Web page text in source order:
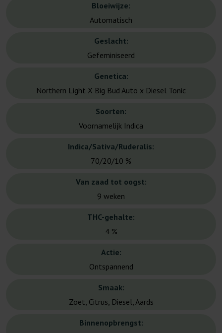
Bloeiwijze:
Automatisch
Geslacht:
Gefeminiseerd
Genetica:
Northern Light X Big Bud Auto x Diesel Tonic
Soorten:
Voornamelijk Indica
Indica/Sativa/Ruderalis:
70/20/10 %
Van zaad tot oogst:
9 weken
THC-gehalte:
4 %
Actie:
Ontspannend
Smaak:
Zoet, Citrus, Diesel, Aards
Binnenopbrengst: